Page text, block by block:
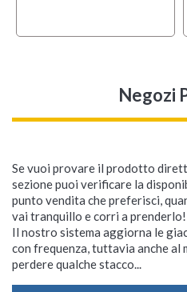
Negozi
Se vuoi provare il prodotto
sezione puoi verificare la
punto vendita che preferisci,
vai tranquillo e corri a prenderlo!
Il nostro sistema aggiorna le
con frequenza, tuttavia anche al
perdere qualche stacco...